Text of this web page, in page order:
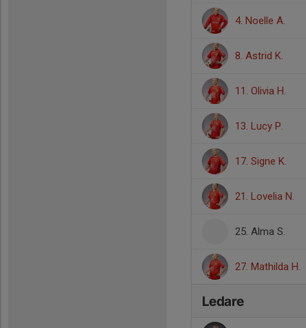
4. Noelle A.
8. Astrid K.
11. Olivia H.
13. Lucy P.
17. Signe K.
21. Lovelia N.
25. Alma S.
27. Mathilda H.
Ledare